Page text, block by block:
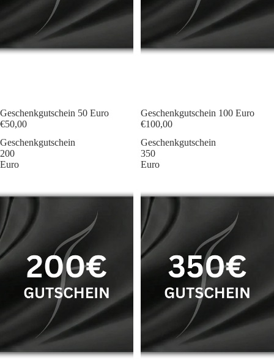
Geschenkgutschein 50 Euro
€50,00
Geschenkgutschein 100 Euro
€100,00
Geschenkgutschein
200
Euro
Geschenkgutschein
350
Euro